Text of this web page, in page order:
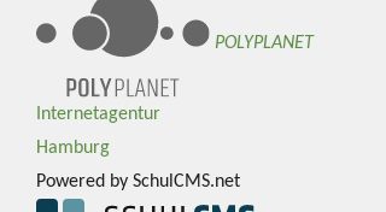
POLYPLANET
Internetagentur
Hamburg
Powered by SchulCMS.net